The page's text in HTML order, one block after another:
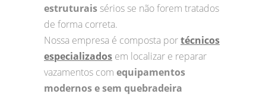
estruturais sérios se não forem tratados
de forma correta.
Nossa empresa é composta portécnicos
especializados em localizar e reparar
vazamentos com equipamentos
modernos e sem quebradeira